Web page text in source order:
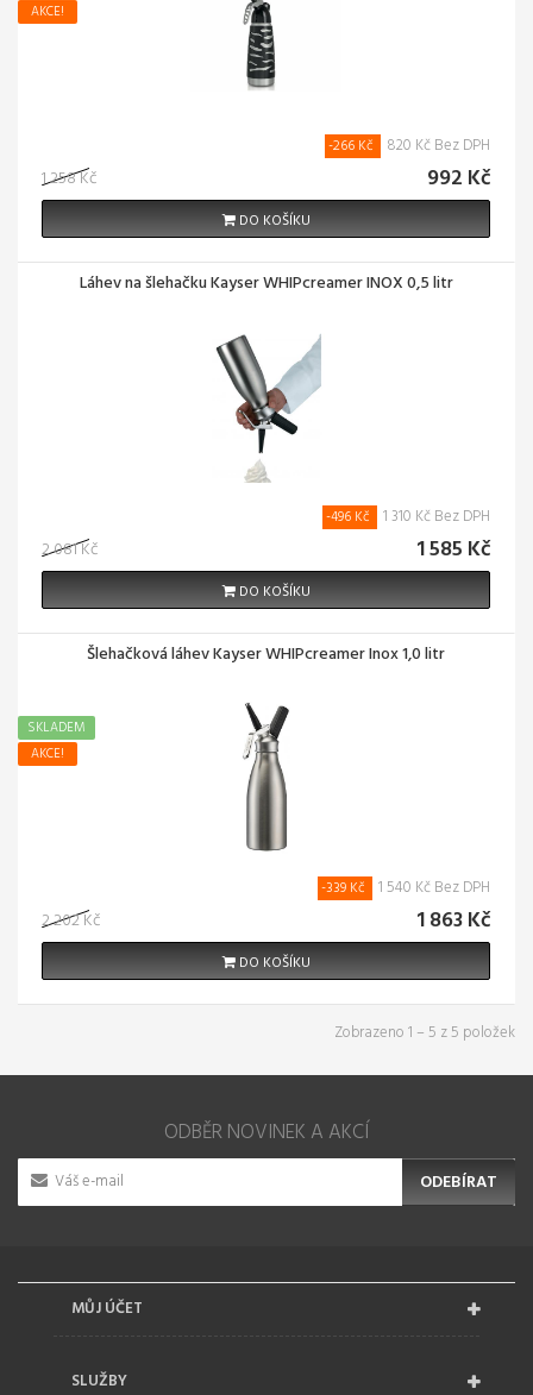
AKCE!
1 258 Kč
-266 Kč 820 Kč Bez DPH
992 Kč
DO KOŠÍKU
Láhev na šlehačku Kayser WHIPcreamer INOX 0,5 litr
2 081 Kč
-496 Kč 1 310 Kč Bez DPH
1 585 Kč
DO KOŠÍKU
Šlehačková láhev Kayser WHIPcreamer Inox 1,0 litr
AKCE!
SKLADEM
2 202 Kč
-339 Kč 1 540 Kč Bez DPH
1 863 Kč
DO KOŠÍKU
Zobrazeno 1 – 5 z 5 položek
ODBĚR NOVINEK A AKCÍ
ODEBÍRAT
MŮJ ÚČET
SLUŽBY